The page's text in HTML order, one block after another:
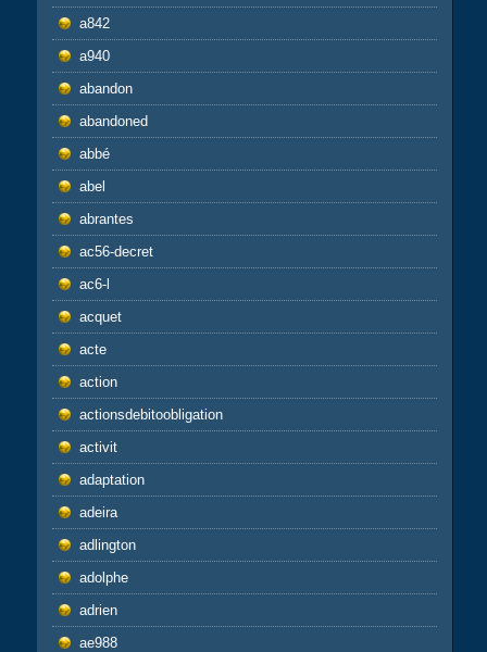
a842
a940
abandon
abandoned
abbé
abel
abrantes
ac56-decret
ac6-l
acquet
acte
action
actionsdebitoobligation
activit
adaptation
adeira
adlington
adolphe
adrien
ae988